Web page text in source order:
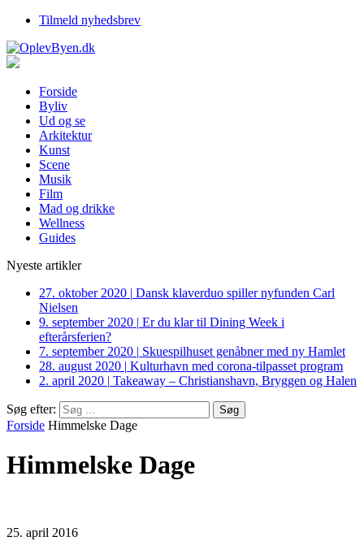
Tilmeld nyhedsbrev
Forside
Byliv
Ud og se
Arkitektur
Kunst
Scene
Musik
Film
Mad og drikke
Wellness
Guides
Nyeste artikler
27. oktober 2020 | Dansk klaverduo spiller nyfunden Carl
Nielsen
9. september 2020 | Er du klar til Dining Week i
efterårsferien?
7. september 2020 | Skuespilhuset genåbner med ny Hamlet
28. august 2020 | Kulturhavn med corona-tilpasset program
2. april 2020 | Takeaway – Christianshavn, Bryggen og Halen
Søg efter:
Forside Himmelske Dage
Himmelske Dage
25. april 2016